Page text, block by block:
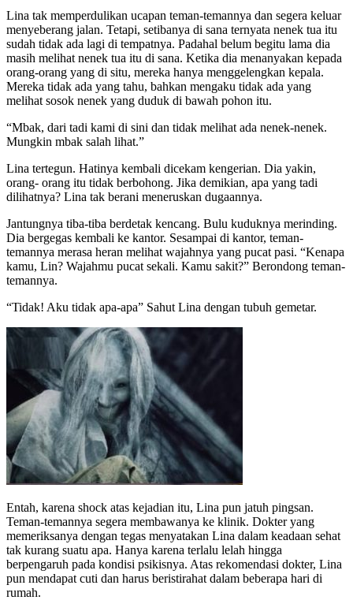
Lina tak memperdulikan ucapan teman-temannya dan segera keluar
menyeberang jalan. Tetapi, setibanya di sana ternyata nenek tua itu
sudah tidak ada lagi di tempatnya. Padahal belum begitu lama dia
masih melihat nenek tua itu di sana. Ketika dia menanyakan kepada
orang-orang yang di situ, mereka hanya menggelengkan kepala.
Mereka tidak ada yang tahu, bahkan mengaku tidak ada yang
melihat sosok nenek yang duduk di bawah pohon itu.
“Mbak, dari tadi kami di sini dan tidak melihat ada nenek-nenek.
Mungkin mbak salah lihat.”
Lina tertegun. Hatinya kembali dicekam kengerian. Dia yakin,
orang- orang itu tidak berbohong. Jika demikian, apa yang tadi
dilihatnya? Lina tak berani meneruskan dugaannya.
Jantungnya tiba-tiba berdetak kencang. Bulu kuduknya merinding.
Dia bergegas kembali ke kantor. Sesampai di kantor, teman-
temannya merasa heran melihat wajahnya yang pucat pasi. “Kenapa
kamu, Lin? Wajahmu pucat sekali. Kamu sakit?” Berondong teman-
temannya.
“Tidak! Aku tidak apa-apa” Sahut Lina dengan tubuh gemetar.
Entah, karena shock atas kejadian itu, Lina pun jatuh pingsan.
Teman-temannya segera membawanya ke klinik. Dokter yang
memeriksanya dengan tegas menyatakan Lina dalam keadaan sehat
tak kurang suatu apa. Hanya karena terlalu lelah hingga
berpengaruh pada kondisi psikisnya. Atas rekomendasi dokter, Lina
pun mendapat cuti dan harus beristirahat dalam beberapa hari di
rumah.